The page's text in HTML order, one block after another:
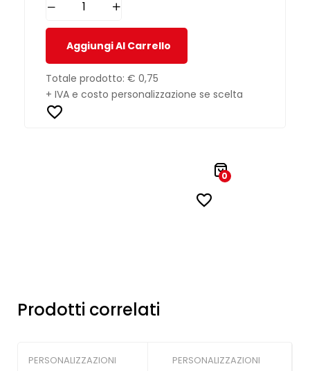
Aggiungi Al Carrello
Totale prodotto: € 0,75
+ IVA e costo personalizzazione se scelta
0
Prodotti correlati
PERSONALIZZAZIONI PERSONALIZZAZIONI